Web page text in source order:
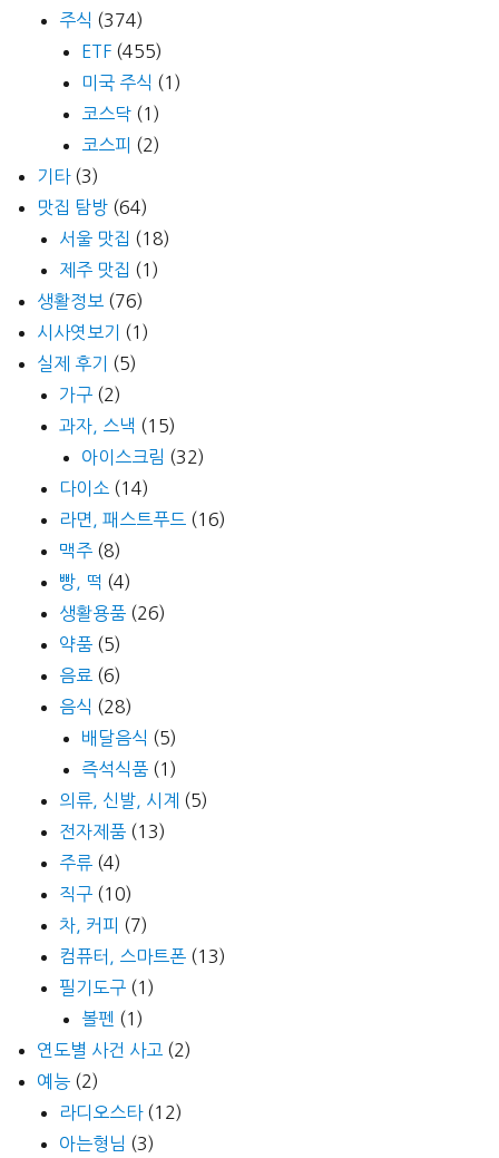
주식 (374)
ETF (455)
미국 주식 (1)
코스닥 (1)
코스피 (2)
기타(3)
맛집 탐방 (64)
서울 맛집 (18)
제주 맛집 (1)
생활정보 (76)
시사엿보기
(1)
실제 후기
(5)
가구 (2)
과자, 스낵 (15)
아이스크림 (32)
다이소 (14)
라면, 패스트푸드 (16)
맥주 (8)
빵, 떡 (4)
생활용품 (26)
약품 (5)
음료 (6)
음식 (28)
배달음식 (5)
즉석식품 (1)
의류, 신발, 시계 (5)
전자제품 (13)
주류 (4)
직구 (10)
차, 커피 (7)
컴퓨터, 스마트폰 (13)
필기도구 (1)
볼펜 (1)
연도별 사건 사고 (2)
예능 (2)
라디오스타(12)
아는형님 (3)